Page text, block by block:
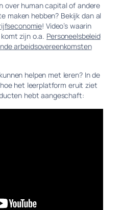
over human capital of andere
maken hebben? Bekijk dan al
! Video’s waarin
zijn o.a. Personeelsbeleid
arbeidsovereenkomsten
helpen met leren? In de
het leerplatform eruit ziet
hebt aangeschaft: